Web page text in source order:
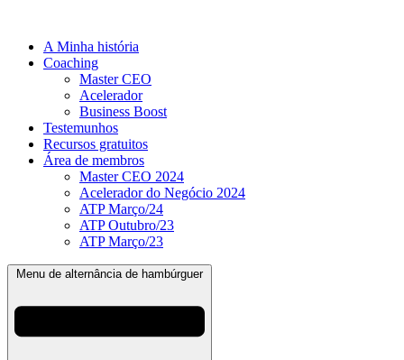
A Minha história
Coaching
Master CEO
Acelerador
Business Boost
Testemunhos
Recursos gratuitos
Área de membros
Master CEO 2024
Acelerador do Negócio 2024
ATP Março/24
ATP Outubro/23
ATP Março/23
Menu de alternância de hambúrguer